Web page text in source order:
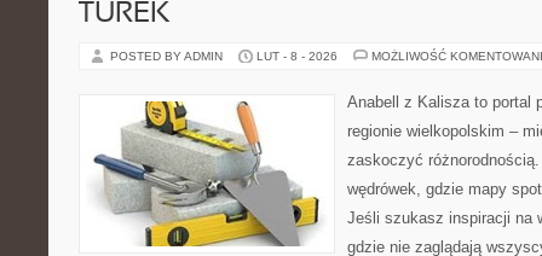
TUREK
POSTED BY ADMIN LUT - 8 - 2026 MOŻLIWOŚĆ
Anabell z Kalisza to portal
regionie wielkopolskim –
zaskoczyć
wędrówek, gdzie mapy
Jeśli szukasz inspiracji na
gdzie nie zaglądają